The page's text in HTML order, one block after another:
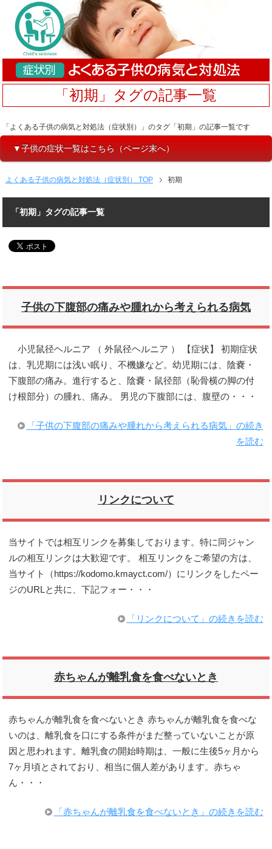
「初期」タグの記事一覧
「よくある子供の病気と対処法（症状別）」のタグ「初期」の記事一覧です
▼子供の症状一覧はこちら（ページ末へ）
よくある子供の病気と対処法（症状別） TOP 初期
「初期」タグの記事一覧
子供の下腹部の痛みや腫れから考えられる病気
小児鼠径ヘルニア （ 外鼠径ヘルニア ） 【症状】 初期症状
は、乳児期には浅い眠り、不機嫌など。幼児期には、陰嚢・
下腹部の痛み。進行すると、陰嚢・鼠径部（恥骨横の脚の付
け根部分）の腫れ、痛み。 男児の下腹部には、腹壁の・・・
「子供の下腹部の痛みや腫れから考えられる病気」の続き
を読む
リンクについて
当サイトでは相互リンクを募集しております。特に同ジャン
ルの相互リンクは大歓迎です。 相互リンクをご希望の方は、
当サイト（https://kodomo.kmayct.com/）にリンクをしたペー
ジのURLと共に、下記フォー・・・
「リンクについて」の続きを読む
赤ちゃんが離乳食を食べないとき
赤ちゃんが離乳食を食べないとき 赤ちゃんが離乳食を食べな
いのは、離乳食を口にする条件がまだ整っていないことが原
因と思われます。離乳食の開始時期は、一般に生後5ヶ月から
7ヶ月頃とされており、相当に個人差があります。赤ちゃ
ん・・・
「赤ちゃんが離乳食を食べないとき」の続きを読む